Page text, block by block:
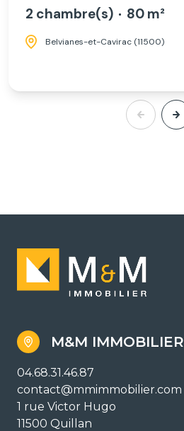
2 chambre(s)
80 m²
Belvianes-et-Cavirac (11500)
M&M IMMOBILIER
04.68.31.46.87
contact@mmimmobilier.com
1 rue Victor Hugo
11500 Quillan